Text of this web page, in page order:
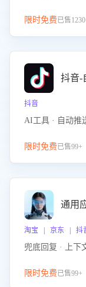
限时免费已售
抖音-
抖音
AI工具 · 自动推
限时免费已售99+
通用
淘宝 | 京东 | 抖
兜底回复 · 上下
限时免费已售99+